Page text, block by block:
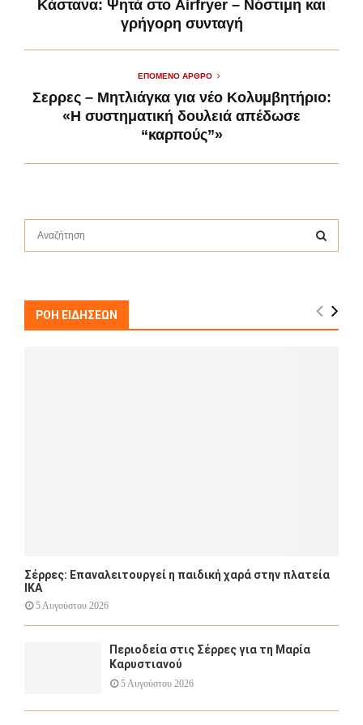
Κάστανα: Ψητά στο Airfryer – Νόστιμη και
γρήγορη συνταγή
ΕΠΌΜΕΝΟ ΆΡΘΡΟ
Σερρες – Μητλιάγκα για νέο Κολυμβητήριο:
«Η συστηματική δουλειά απέδωσε
“καρπούς”»
f
A
ΡΟΗ ΕΙΔΗΣΕΩΝ
Σέρρες: Επαναλειτουργεί η παιδική χαρά στην πλατεία
ΙΚΑ
5 Αυγούστου 2026
Περιοδεία στις Σέρρες για τη Μαρία
Καρυστιανού
5 Αυγούστου 2026